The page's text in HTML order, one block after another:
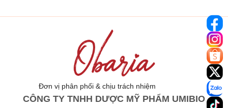
Đơn vị phân phối & chịu trách nhiệm
CÔNG TY TNHH DƯỢC MỸ PHẨM UMIBIO